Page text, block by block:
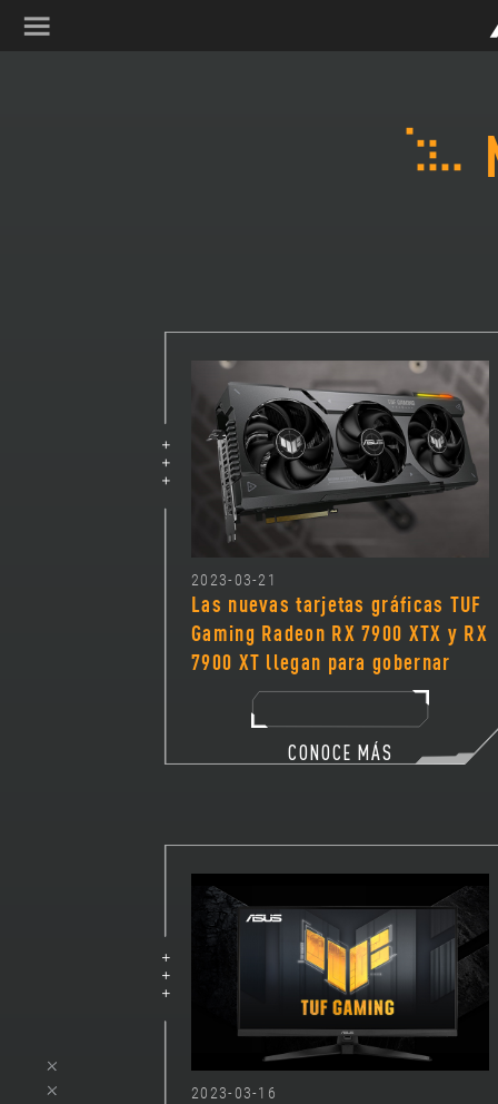
2023-03-21
Las nuevas tarjetas gráficas TUF
Gaming Radeon RX 7900 XTX y RX
7900 XT llegan para gobernar
CONOCE MÁS
2023-03-16